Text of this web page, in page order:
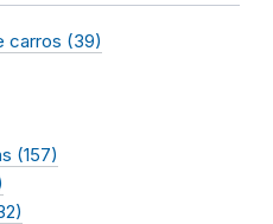
carros (39)
(157)